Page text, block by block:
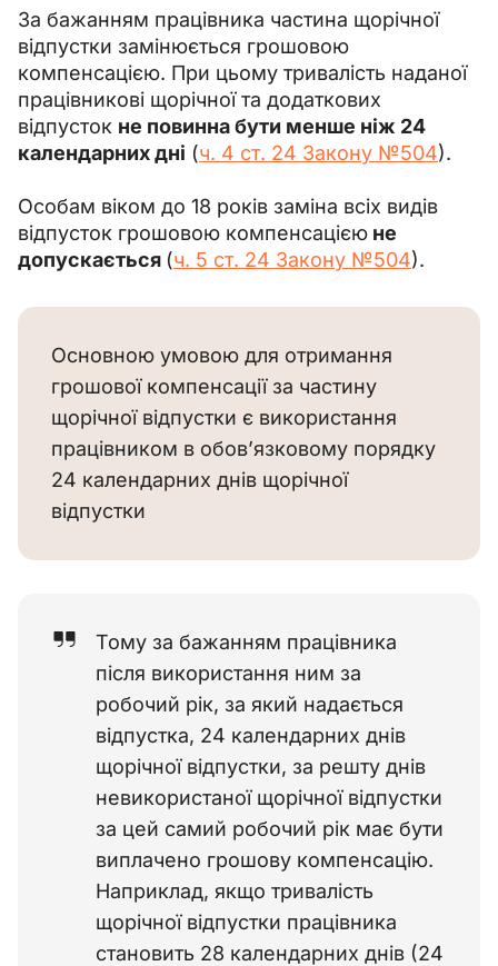
За бажанням працівника частина щорічної
відпустки замінюється грошовою
компенсацією. При цьому тривалість наданої
працівникові щорічної та додаткових
відпусток не повинна бути менше ніж 24
календарних дні (ч. 4 ст. 24 Закону №504).
Особам віком до 18 років заміна всіх видів
відпусток грошовою компенсацією не
допускається (ч. 5 ст. 24 Закону №504).
Основною умовою для отримання
грошової компенсації за частину
щорічної відпустки є використання
працівником в обов’язковому порядку
24 календарних днів щорічної
відпустки
Тому за бажанням працівника
після використання ним за
робочий рік, за який надається
відпустка, 24 календарних днів
щорічної відпустки, за решту днів
невикористаної щорічної відпустки
за цей самий робочий рік має бути
виплачено грошову компенсацію.
Наприклад, якщо тривалість
щорічної відпустки працівника
становить 28 календарних днів (24